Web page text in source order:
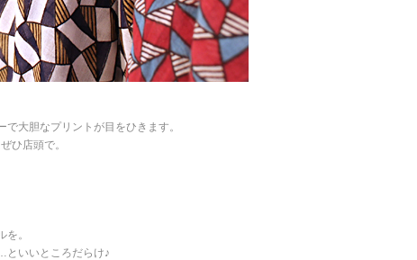
大胆なプリントが目をひきます。
ひ店頭で。
を。
といいところだらけ♪